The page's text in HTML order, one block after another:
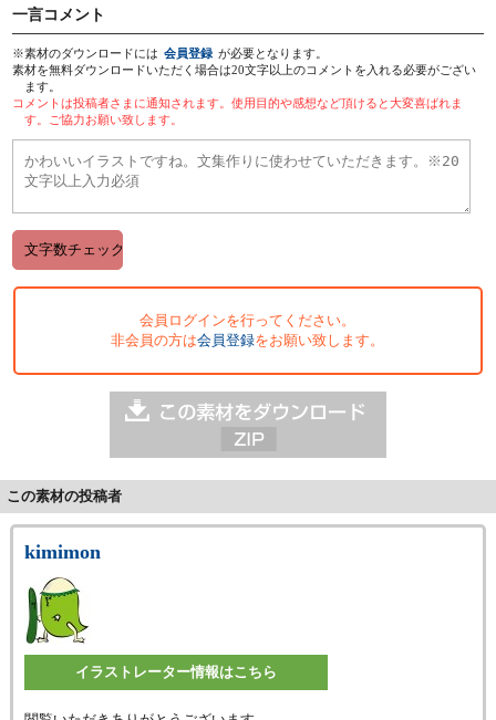
一言コメント
※素材のダウンロードには 会員登録 が必要となります。
素材を無料ダウンロードいただく場合は20文字以上のコメントを入れる必要がござい
ます。
コメントは投稿者さまに通知されます。使用目的や感想など頂けると大変喜ばれま
す。ご協力お願い致します。
会員ログインを行ってください。
非会員の方は会員登録をお願い致します。
この素材の投稿者
kimimon
イラストレーター情報はこちら